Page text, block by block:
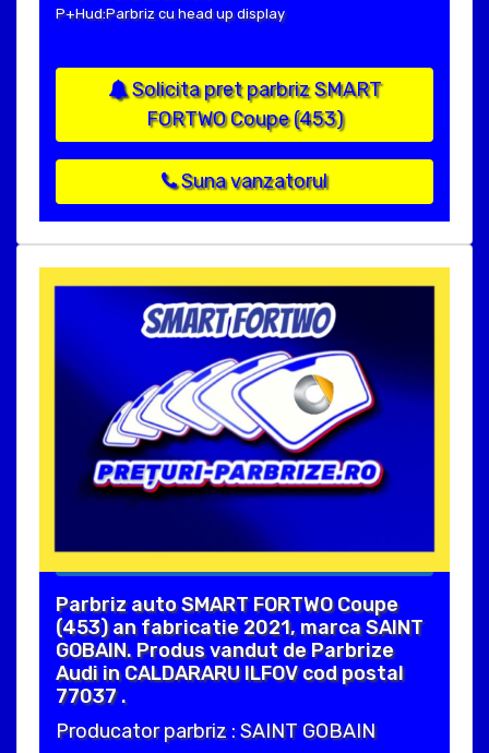
P+Hud:Parbriz cu head up display
Solicita pret parbriz SMART
FORTWO Coupe (453)
Suna vanzatorul
Parbriz auto SMART FORTWO Coupe
(453) an fabricatie 2021, marca SAINT
GOBAIN. Produs vandut de Parbrize
Audi in CALDARARU ILFOV cod postal
77037 .
Producator parbriz : SAINT GOBAIN